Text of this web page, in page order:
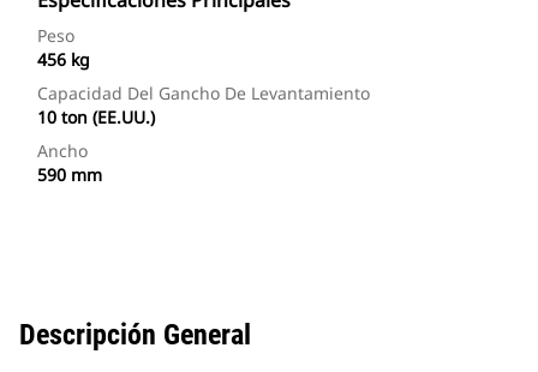
Peso
456 kg
Capacidad Del Gancho De Levantamiento
10 ton (EE.UU.)
Ancho
590 mm
Descripción General